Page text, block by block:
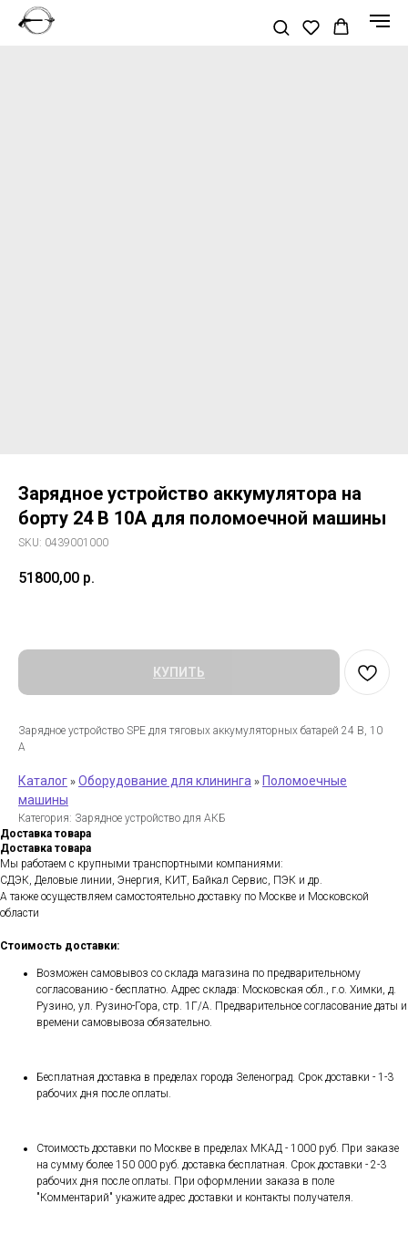
Зарядное устройство аккумулятора на
борту 24 В 10A для поломоечной машины
SKU: 0439001000
51800,00 р.
КУПИТЬ
Зарядное устройство SPE для тяговых аккумуляторных батарей 24 В, 10
А
Каталог » Оборудование для клининга » Поломоечные
машины
Категория: Зарядное устройство для АКБ
Доставка товара
Доставка товара
Мы работаем с крупными транспортными компаниями:
СДЭК, Деловые линии, Энергия, КИТ, Байкал Сервис, ПЭК и др.
А также осуществляем самостоятельно доставку по Москве и Московской
области
Стоимость доставки:
Возможен самовывоз со склада магазина по предварительному
согласованию - бесплатно. Адрес склада: Московская обл., г.о. Химки, д.
Рузино, ул. Рузино-Гора, стр. 1Г/А. Предварительное согласование даты и
времени самовывоза обязательно.
Бесплатная доставка в пределах города Зеленоград. Срок доставки - 1-3
рабочих дня после оплаты.
Стоимость доставки по Москве в пределах МКАД - 1000 руб. При заказе
на сумму более 150 000 руб. доставка бесплатная. Срок доставки - 2-3
рабочих дня после оплаты. При оформлении заказа в поле
"Комментарий" укажите адрес доставки и контакты получателя.